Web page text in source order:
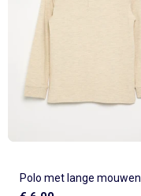
Polo met lange mouwen